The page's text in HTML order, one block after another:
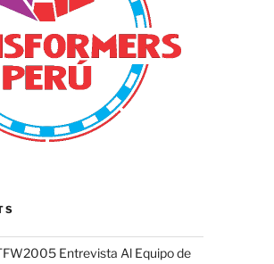
Entrevista Al Equipo de